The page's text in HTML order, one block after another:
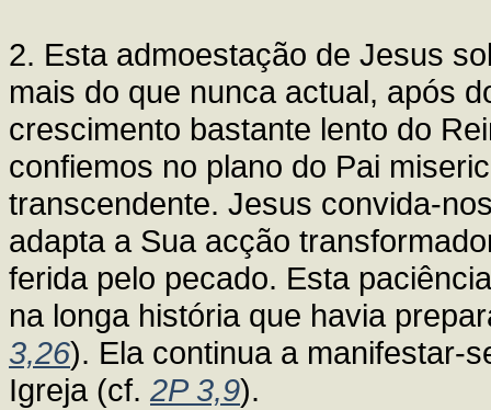
2. Esta admoestação de Jesus
mais do que nunca actual, após
crescimento bastante lento do
confiemos no plano do Pai
transcendente. Jesus convida-
adapta a Sua acção
ferida pelo pecado. Esta
na longa história que havia
3,26). Ela continua a manifestar-
Igreja (cf. 2P 3,9).